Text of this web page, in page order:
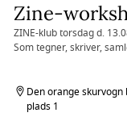
Zine-
ZINE-klub torsdag d.
Som tegner, skriver,
Den orange skurvogn
plads 1